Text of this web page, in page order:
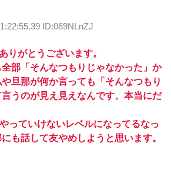
ID:069NLnZJ
りがとうございます。
部「そんなつもりじゃなかった」か
旦那が何か言っても「そんなつもり
うのが見え見えなんです。本当にだ
っていけないレベルになってるなっ
も話して友やめしようと思います。